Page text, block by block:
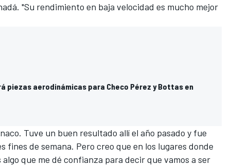
"Su rendimiento en baja velocidad es mucho mejor
piezas aerodinámicas para Checo Pérez y Bottas en
Tuve un buen resultado allí el año pasado y fue
fines de semana. Pero creo que en los lugares donde
que me dé confianza para decir que vamos a ser